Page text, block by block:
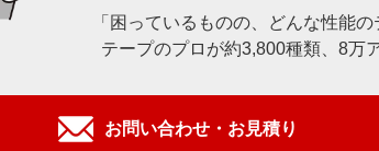
「困っているものの、どんな性能
テープのプロが約3,800種類、8万
お問い合わせ・お見積り